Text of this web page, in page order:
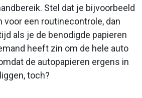
Stel dat je bijvoorbeeld
voor een routinecontrole, dan
als je de benodigde papieren
heeft zin om de hele auto
de autopapieren ergens in
toch?